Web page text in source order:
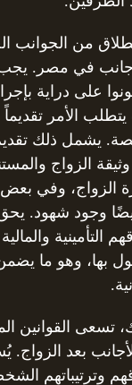
من الجوانب
في مصر.
على دراية
يتطلب الأمر
يشمل ذلك
الزواج
الزواج، وفي بعض
وجود شهود.
التأمينية
بها، وهو ما
تسعى القوانين
بعد الزواج.
وترتيباتهم